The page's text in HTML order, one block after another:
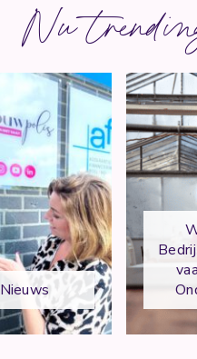
Nu
Nieuws